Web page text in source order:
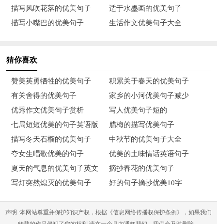
好词：
荒诞 遐想 转眼 瞬间
怪异 穿梭 诧异 飞碟
传感 恍惚 弥漫 潜伏
福音 昏眩 苏醒 击毁
梦幻 劫难 城堡 旋转
好奇 失踪分身术 核动力 操纵杆
探测仪 能源卡 滤音器 超音速天马行空
时光隧道 微型武器 遗传密码 突发奇想
描写风吹花落的优美句子
适于水墨画的优美句子
描写小嘴巴的优美句子
生活作文优美句子大全
猜你喜欢
赞美英勇牺牲的优美句子
积累关于春天的优美句子
有关舍得的优美句子
家乡的小河优美句子减少
优秀作文优美句子赏析
写人优美句子短的
七局短短优美的句子英语版
腊梅的描写优美句子
描写冬天石榴的优美句子
中秋节的优美句子大全
夸女生唱歌优美的句子
优美的土味情话英语句子
夏天的气息的优美句子英文
摘抄春花的优美句子
写灯突然熄灭的优美句子
好的句子摘抄优美10字
声明 :本网站尊重并保护知识产权，根据《信息网络传播权保护条例》，如果我们